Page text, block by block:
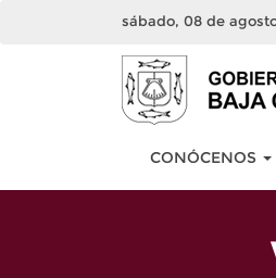
sábado, 08 de
CONÓCENOS